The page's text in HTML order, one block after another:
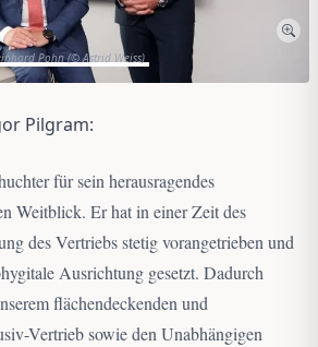
Pohn (© Astrid Weiss)
Pilgram:
für sein herausragendes
Weitblick. Er hat in einer Zeit des
des Vertriebs stetig vorangetrieben und
Ausrichtung gesetzt. Dadurch
flächendeckenden und
Vertrieb sowie den Unabhängigen